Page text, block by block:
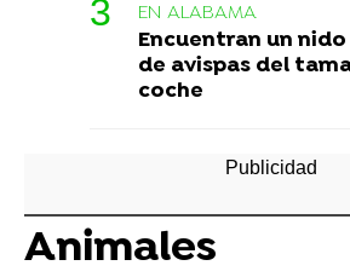
EN ALABAMA
Encuentran un
de avispas del
coche
Animales